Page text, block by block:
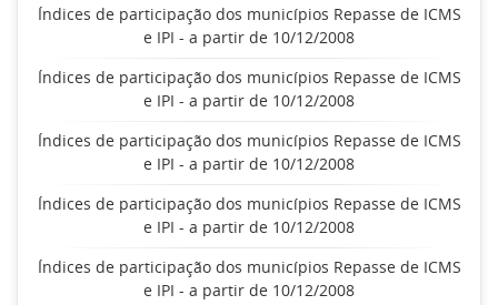
Índices de participação dos municípios Repasse de ICMS
e IPI - a partir de 10/12/2008
Índices de participação dos municípios Repasse de ICMS
e IPI - a partir de 10/12/2008
Índices de participação dos municípios Repasse de ICMS
e IPI - a partir de 10/12/2008
Índices de participação dos municípios Repasse de ICMS
e IPI - a partir de 10/12/2008
Índices de participação dos municípios Repasse de ICMS
e IPI - a partir de 10/12/2008